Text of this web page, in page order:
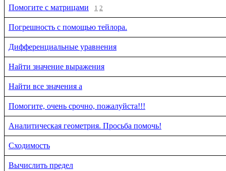
Помогите с матрицами 1 2
Погрешность с помощью тейлора.
Дифференциальные уравнения
Найти значение выражения
Найти все значения a
Помогите, очень срочно, пожалуйста!!!
Аналитическая геометрия. Просьба помочь!
Сходимость
Вычислить предел